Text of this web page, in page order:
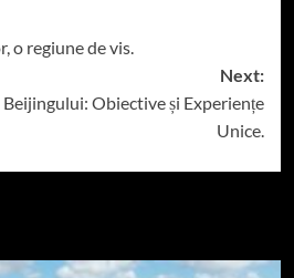
o regiune de vis.
Next:
Obiective și Experiențe
Unice.